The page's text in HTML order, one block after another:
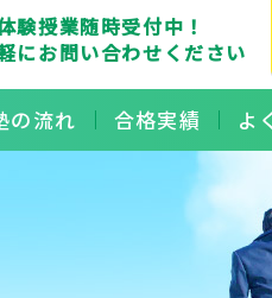
の流れ 合格実績 よ
験授業随時受付中！
にお問い合わせください